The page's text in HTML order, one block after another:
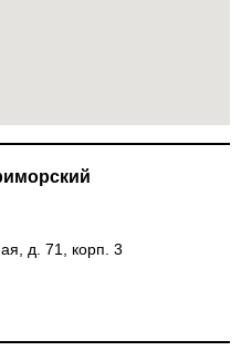
д. 71, корп. 3